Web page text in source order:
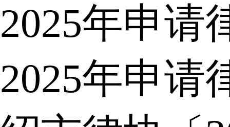
2025年申请
2025年申请